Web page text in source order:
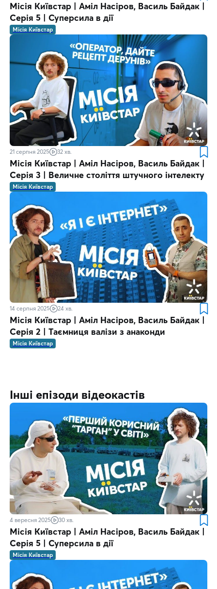
Місія Київстар | Аміл Насіров, Василь Байдак |
Серія 5 | Суперсила в дії
Місія Київстар
21 серпня 2025 32 хв.
Місія Київстар | Аміл Насіров, Василь Байдак |
Серія 3 | Величне століття штучного інтелекту
Місія Київстар
14 серпня 2025 24 хв.
Місія Київстар | Аміл Насіров, Василь Байдак |
Серія 2 | Таємниця валізи з анаконди
Місія Київстар
Інші епізоди відеокастів
4 вересня 2025 30 хв.
Місія Київстар | Аміл Насіров, Василь Байдак |
Серія 5 | Суперсила в дії
Місія Київстар